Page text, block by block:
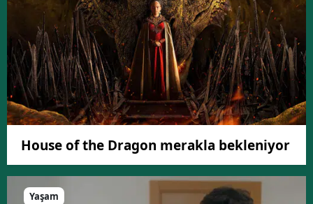
House of the Dragon merakla bekleniyor
Yaşam